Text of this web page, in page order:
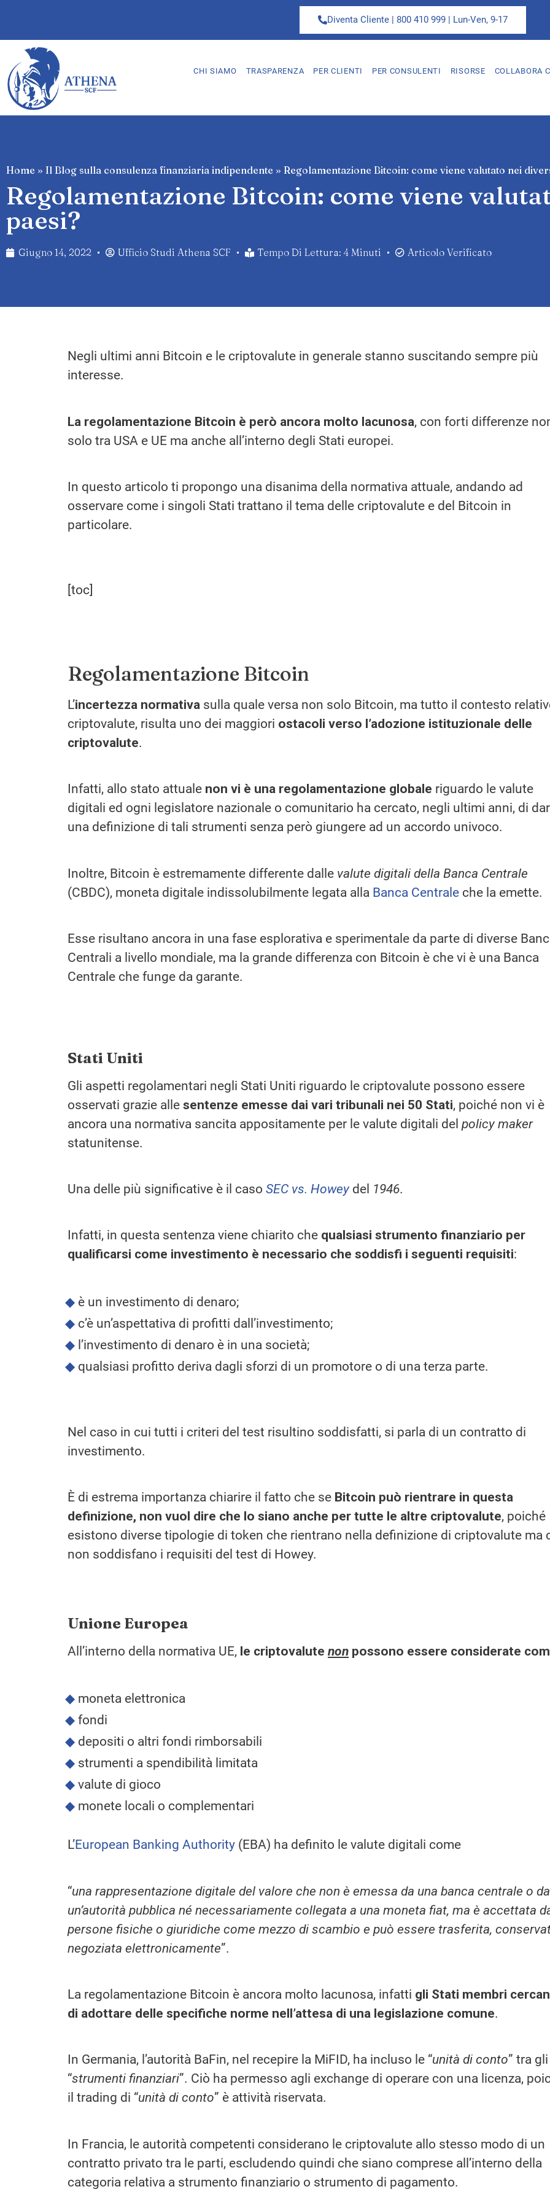
Diventa Cliente | 800 410 999 | Lun-Ven, 9-17
CHI SIAMO TRASPARENZA PER CLIENTI PER CONSULENTI RISORSE COLLABORA
Home » Il Blog sulla consulenza finanziaria indipendente » Regolamentazione Bitcoin: come viene valutato nei
Regolamentazione Bitcoin: come viene
paesi?
Giugno 14, 2022 Ufficio Studi Athena SCF Tempo Di Lettura: 4 Minuti Articolo Verificato
Negli ultimi anni Bitcoin e le criptovalute in generale stanno suscitando sempre più
interesse.
La regolamentazione Bitcoin è però ancora molto lacunosa, con forti differenze
solo tra USA e UE ma anche all’interno degli Stati europei.
In questo articolo ti propongo una disanima della normativa attuale, andando ad
osservare come i singoli Stati trattano il tema delle criptovalute e del Bitcoin in
particolare.
[toc]
Regolamentazione Bitcoin
L’incertezza normativa sulla quale versa non solo Bitcoin, ma tutto il contesto
criptovalute, risulta uno dei maggiori ostacoli verso l’adozione istituzionale delle
criptovalute.
Infatti, allo stato attuale non vi è una regolamentazione globale riguardo le valute
digitali ed ogni legislatore nazionale o comunitario ha cercato, negli ultimi anni, di
una definizione di tali strumenti senza però giungere ad un accordo univoco.
Inoltre, Bitcoin è estremamente differente dalle valute digitali della Banca Centrale
(CBDC), moneta digitale indissolubilmente legata alla Banca Centrale che la emette.
Esse risultano ancora in una fase esplorativa e sperimentale da parte di diverse
Centrali a livello mondiale, ma la grande differenza con Bitcoin è che vi è una Banca
Centrale che funge da garante.
Stati Uniti
Gli aspetti regolamentari negli Stati Uniti riguardo le criptovalute possono essere
osservati grazie alle sentenze emesse dai vari tribunali nei 50 Stati, poiché non vi è
ancora una normativa sancita appositamente per le valute digitali del policy maker
statunitense.
Una delle più significative è il caso SEC vs. Howey del 1946.
Infatti, in questa sentenza viene chiarito che qualsiasi strumento finanziario per
qualificarsi come investimento è necessario che soddisfi i seguenti requisiti:
è un investimento di denaro;
c’è un’aspettativa di profitti dall’investimento;
l’investimento di denaro è in una società;
qualsiasi profitto deriva dagli sforzi di un promotore o di una terza parte.
Nel caso in cui tutti i criteri del test risultino soddisfatti, si parla di un contratto di
investimento.
È di estrema importanza chiarire il fatto che se Bitcoin può rientrare in questa
definizione, non vuol dire che lo siano anche per tutte le altre criptovalute, poiché
esistono diverse tipologie di token che rientrano nella definizione di criptovalute ma
non soddisfano i requisiti del test di Howey.
Unione Europea
All’interno della normativa UE, le criptovalute non possono essere considerate
moneta elettronica
fondi
depositi o altri fondi rimborsabili
strumenti a spendibilità limitata
valute di gioco
monete locali o complementari
L’European Banking Authority (EBA) ha definito le valute digitali come
“una rappresentazione digitale del valore che non è emessa da una banca centrale o da
un’autorità pubblica né necessariamente collegata a una moneta fiat, ma è accettata
persone fisiche o giuridiche come mezzo di scambio e può essere trasferita,
negoziata elettronicamente”.
La regolamentazione Bitcoin è ancora molto lacunosa, infatti gli Stati membri
di adottare delle specifiche norme nell’attesa di una legislazione comune.
In Germania, l’autorità BaFin, nel recepire la MiFID, ha incluso le “unità di conto” tra gli
“strumenti finanziari”. Ciò ha permesso agli exchange di operare con una licenza,
il trading di “unità di conto” è attività riservata.
In Francia, le autorità competenti considerano le criptovalute allo stesso modo di un
contratto privato tra le parti, escludendo quindi che siano comprese all’interno della
categoria relativa a strumento finanziario o strumento di pagamento.